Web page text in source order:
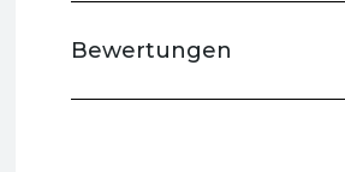
Bewertungen